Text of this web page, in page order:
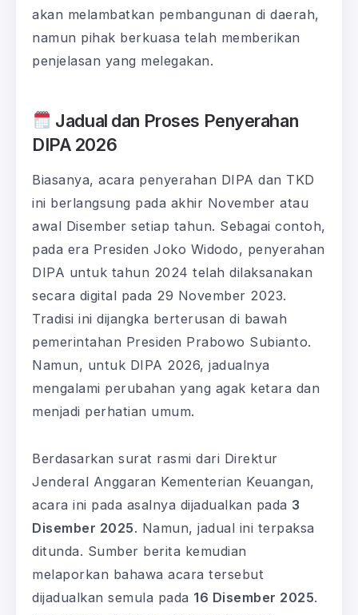
akan melambatkan pembangunan di daerah,
namun pihak berkuasa telah memberikan
penjelasan yang melegakan.
Jadual dan Proses Penyerahan
DIPA 2026
Biasanya, acara penyerahan DIPA dan TKD
ini berlangsung pada akhir November atau
awal Disember setiap tahun. Sebagai contoh,
pada era Presiden Joko Widodo, penyerahan
DIPA untuk tahun 2024 telah dilaksanakan
secara digital pada 29 November 2023.
Tradisi ini dijangka berterusan di bawah
pemerintahan Presiden Prabowo Subianto.
Namun, untuk DIPA 2026, jadualnya
mengalami perubahan yang agak ketara dan
menjadi perhatian umum.
Berdasarkan surat rasmi dari Direktur
Jenderal Anggaran Kementerian Keuangan,
acara ini pada asalnya dijadualkan pada 3
Disember 2025. Namun, jadual ini terpaksa
ditunda. Sumber berita kemudian
melaporkan bahawa acara tersebut
dijadualkan semula pada 16 Disember 2025.